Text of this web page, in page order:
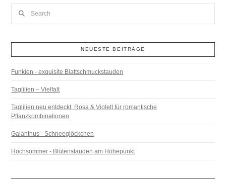
NEUESTE BEITRÄGE
Funkien - exquisite Blattschmuckstauden
Taglilien – Vielfalt
Taglilien neu entdeckt: Rosa & Violett für romantische
Pflanzkombinationen
Galanthus - Schneeglöckchen
Hochsommer - Blütenstauden am Höhepunkt